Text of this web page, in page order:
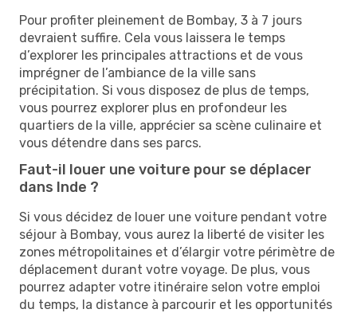
Pour profiter pleinement de Bombay, 3 à 7 jours
devraient suffire. Cela vous laissera le temps
d’explorer les principales attractions et de vous
imprégner de l’ambiance de la ville sans
précipitation. Si vous disposez de plus de temps,
vous pourrez explorer plus en profondeur les
quartiers de la ville, apprécier sa scène culinaire et
vous détendre dans ses parcs.
Faut-il louer une voiture pour se déplacer
dans Inde ?
Si vous décidez de louer une voiture pendant votre
séjour à Bombay, vous aurez la liberté de visiter les
zones métropolitaines et d’élargir votre périmètre de
déplacement durant votre voyage. De plus, vous
pourrez adapter votre itinéraire selon votre emploi
du temps, la distance à parcourir et les opportunités